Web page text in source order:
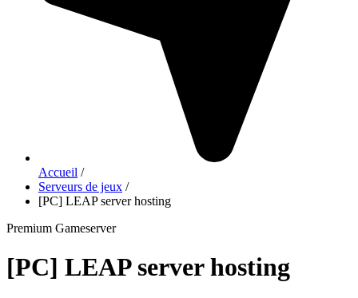
Accueil /
Serveurs de jeux /
[PC] LEAP server hosting
Premium Gameserver
[PC] LEAP server hosting